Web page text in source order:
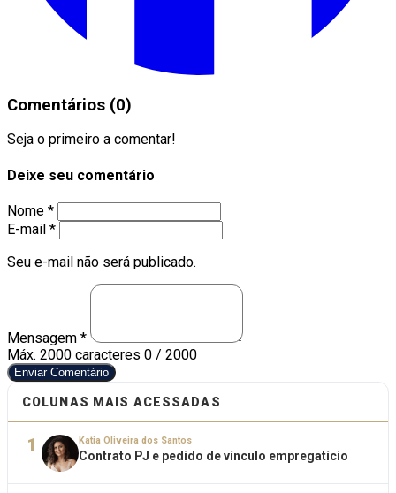
Comentários (0)
Seja o primeiro a comentar!
Deixe seu comentário
Nome *
E-mail *
Seu e-mail não será publicado.
Mensagem *
Máx. 2000 caracteres 0 / 2000
Enviar Comentário
COLUNAS MAIS ACESSADAS
1 Katia Oliveira dos Santos
Contrato PJ e pedido de vínculo empregatício